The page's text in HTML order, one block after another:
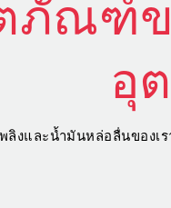
ภัณฑ์ข
อุ
ลิงและน้ำมันหล่อลื่นของ